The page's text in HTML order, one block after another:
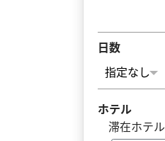
日数
ホテル
滞在ホテル